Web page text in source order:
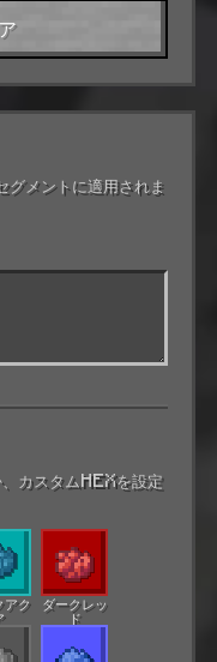
グメントに適用されま
カスタムHEXを設定
アク ダークレッ
ド